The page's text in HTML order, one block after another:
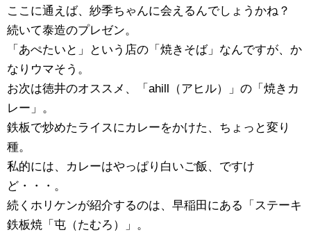
ここに通えば、紗季ちゃんに会えるんでしょうかね？
続いて泰造のプレゼン。
「あぺたいと」という店の「焼きそば」なんですが、か
なりウマそう。
お次は徳井のオススメ、「ahill（アヒル）」の「焼きカ
レー」。
鉄板で炒めたライスにカレーをかけた、ちょっと変り
種。
私的には、カレーはやっぱり白いご飯、ですけ
ど・・・。
続くホリケンが紹介するのは、早稲田にある「ステーキ
鉄板焼「屯（たむろ）」。